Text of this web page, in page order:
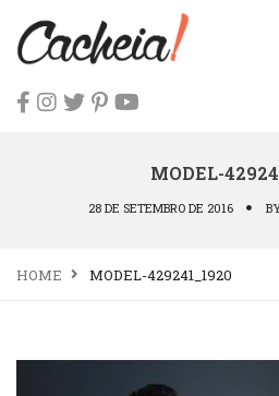
MODEL-
28 DE SETEMBRO DE 2016
HOME MODEL-429241_1920